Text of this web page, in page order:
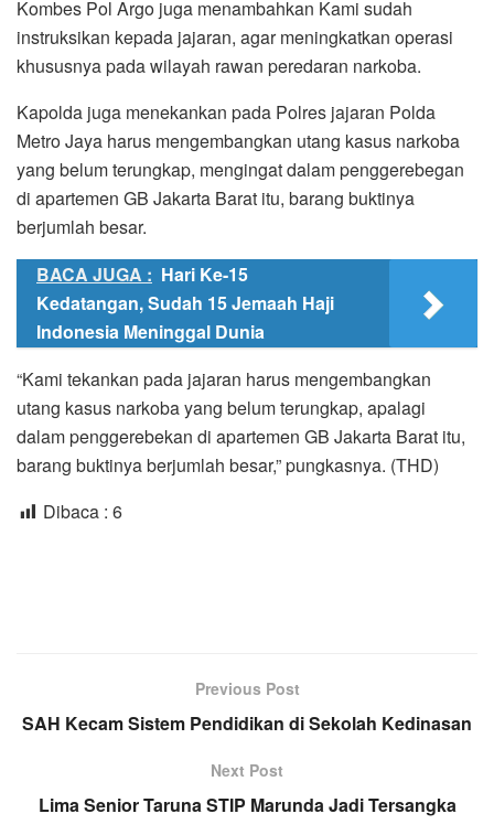
Kombes Pol Argo juga menambahkan Kami sudah
instruksikan kepada jajaran, agar meningkatkan operasi
khususnya pada wilayah rawan peredaran narkoba.
Kapolda juga menekankan pada Polres jajaran Polda
Metro Jaya harus mengembangkan utang kasus narkoba
yang belum terungkap, mengingat dalam penggerebegan
di apartemen GB Jakarta Barat itu, barang buktinya
berjumlah besar.
BACA JUGA : Hari Ke-15
Kedatangan, Sudah 15 Jemaah Haji
Indonesia Meninggal Dunia
“Kami tekankan pada jajaran harus mengembangkan
utang kasus narkoba yang belum terungkap, apalagi
dalam penggerebekan di apartemen GB Jakarta Barat itu,
barang buktinya berjumlah besar,” pungkasnya. (THD)
Dibaca : 6
Previous Post
SAH Kecam Sistem Pendidikan di Sekolah Kedinasan
Next Post
Lima Senior Taruna STIP Marunda Jadi Tersangka